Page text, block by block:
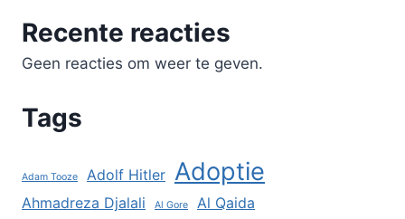
Recente reacties
Geen reacties om weer te geven.
Tags
Adam Tooze Adolf Hitler Adoptie
Ahmadreza Djalali Al Gore Al Qaida